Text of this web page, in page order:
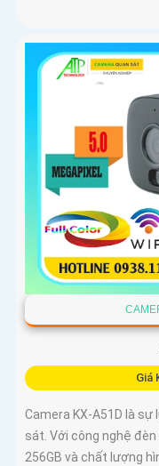
Giá
Camera KX-A51D là
sát. Với công nghệ
256GB và chất lượng